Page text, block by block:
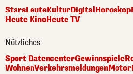
StarsLeuteKulturDigital Horoskop
Heute KinoHeute TV
Nützliches
Sport DatencenterGewinnspiele
WohnenVerkehrsmeldungenMotor